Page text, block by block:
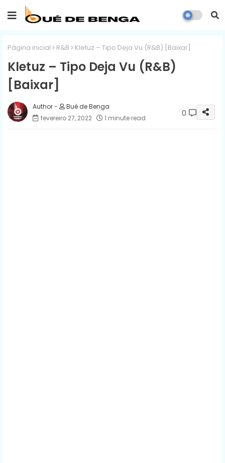
Página inicial R&B Kletuz – Tipo Deja Vu (R&B) [Baixar]
Kletuz – Tipo Deja Vu (R&B)
[Baixar]
Bué de Benga
fevereiro 27, 2022
1 minute read 0